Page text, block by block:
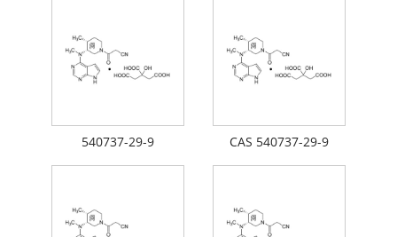
540737-29-9 CAS 540737-29-9